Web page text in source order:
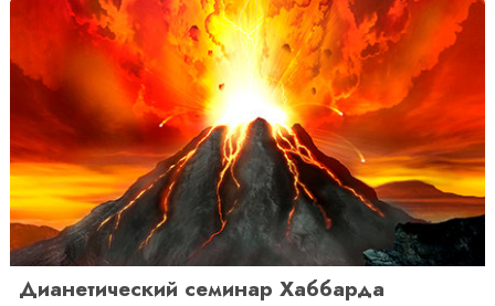
Дианетический семинар Хаббарда